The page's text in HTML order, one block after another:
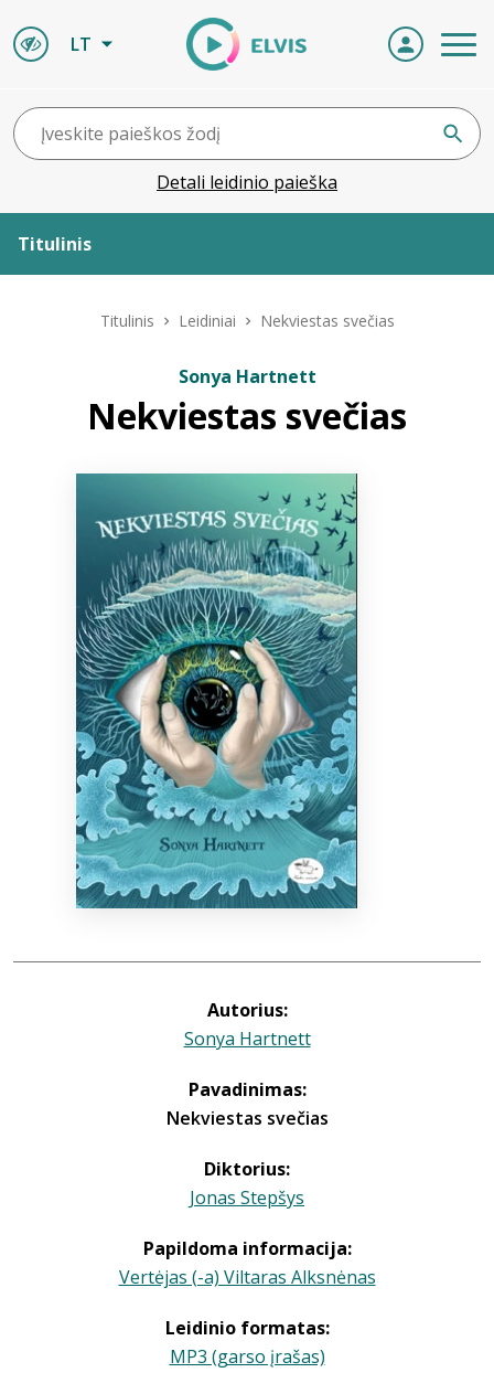
LT
Detali leidinio paieška
Titulinis
ELVIS atvyksta
Bibliotekoms
+370 667 80 541
info@elvislab.lt
Titulinis Leidiniai Nekviestas svečias
Sonya Hartnett
Nekviestas svečias
Autorius:
Sonya Hartnett
Pavadinimas:
Nekviestas svečias
Diktorius:
Jonas Stepšys
Papildoma informacija:
Vertėjas (-a) Viltaras Alksnėnas
Leidinio formatas:
MP3 (garso įrašas)